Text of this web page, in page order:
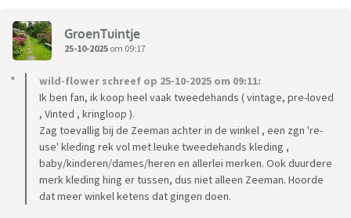
GroenTuintje
25-10-2025 om 09:17
wild-flower schreef op 25-10-2025 om 09:11:
Ik ben fan, ik koop heel vaak tweedehands ( vintage, pre-loved
, Vinted , kringloop ).
Zag toevallig bij de Zeeman achter in de winkel , een zgn 're-
use' kleding rek vol met leuke tweedehands kleding ,
baby/kinderen/dames/heren en allerlei merken. Ook duurdere
merk kleding hing er tussen, dus niet alleen Zeeman. Hoorde
dat meer winkel ketens dat gingen doen.